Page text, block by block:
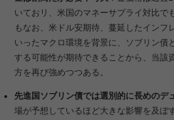
いておリ、米国のマネーサプライ対比で
もなお、米ドル安期待、蔓延したインフ
いったマクロ環境を背景に、ソブリン債
する可能性が期待できることから、当該
方を再び強めつつある。
先進国ソブリン債では選別的に長めのデ
場が予想しているほど大きな影響を及ぼ